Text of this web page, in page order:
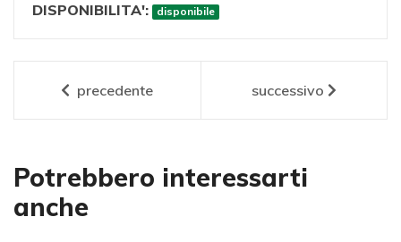
DISPONIBILITA':
disponibile
precedente successivo
Potrebbero interessarti
anche